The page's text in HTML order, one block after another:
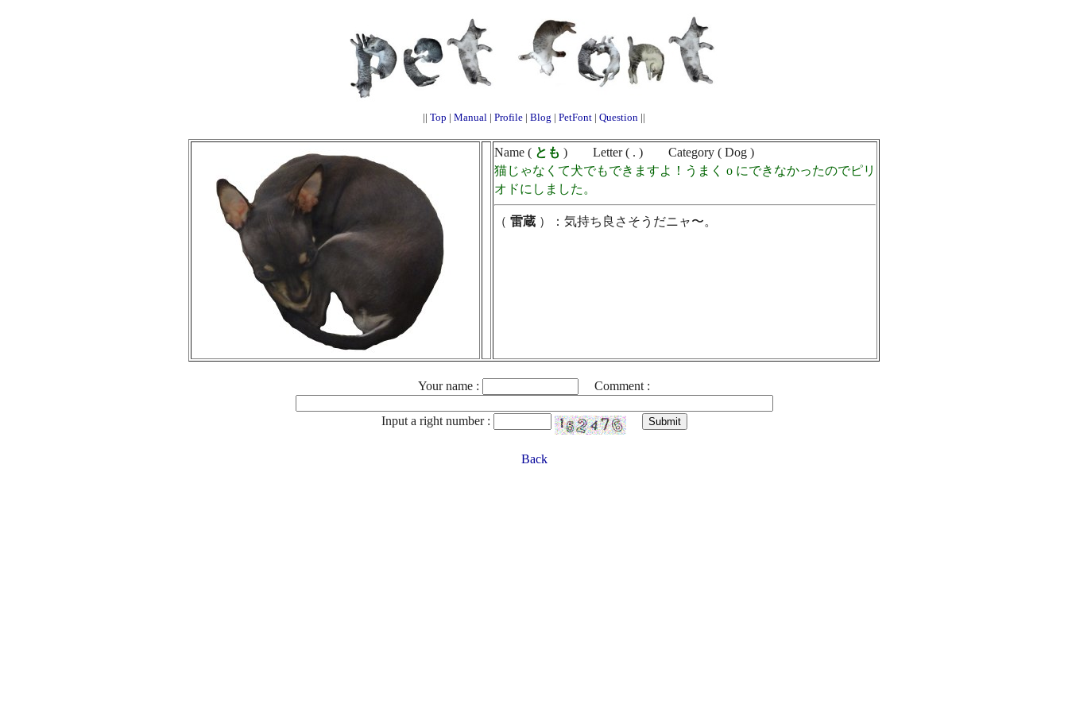
|| Top | Manual | Profile | Blog | PetFont | Question ||
Name ( とも ) Letter ( . ) Category ( Dog )
猫じゃなくて犬でもできますよ！うまく o にできなかったのでピリ
オドにしました。
（ 雷蔵 ）：気持ち良さそうだニャ〜。
Your name : Comment :
Input a right number :
Back